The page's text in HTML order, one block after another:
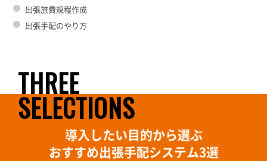
出張旅費規程作成
出張手配のやり方
THREE
SELECTIONS
導入したい目的から選ぶ
おすすめ出張手配システム3選